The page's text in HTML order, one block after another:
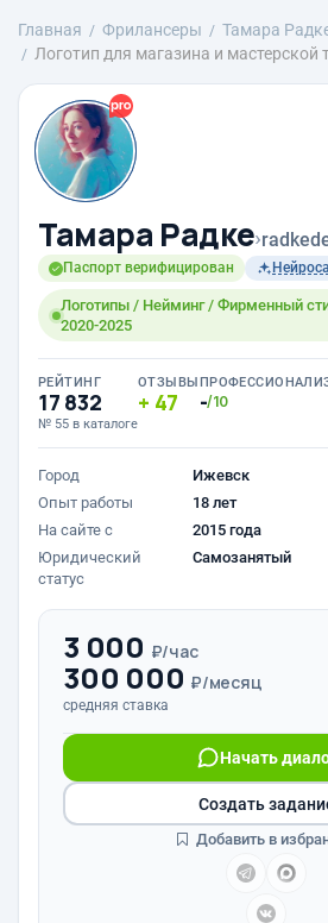
Главная Фрилансеры Тамара
Логотип для магазина и мастерской
Тамара Радке›
Паспорт верифицирован
Логотипы / Нейминг / Фирменный
2020-2025
РЕЙТИНГ
17 832
№ 55 в каталоге
ОТЗЫВЫ
47 -/10
Город
Ижевск
Опыт работы
18 лет
На сайте с
2015 года
Юридический
статус
Самозанятый
3 000 ₽/час
300 000 ₽/месяц
средняя ставка
Начать
Создать
Добавить в